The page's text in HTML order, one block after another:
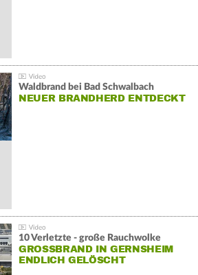
Waldbrand bei Bad Schwalbach
NEUER BRANDHERD ENTDECKT
10 Verletzte - große Rauchwolke
GROSSBRAND IN GERNSHEIM E
NDLICH GELÖSCHT